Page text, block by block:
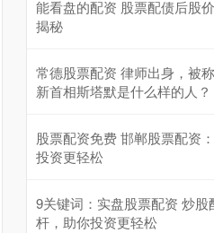
能看盘的配资 股票配债后股
揭秘
常德股票配资 律师出身，被
新首相斯塔默是什么样的人？
股票配资免费 邯郸股票配资
投资更轻松
9关键词：实盘股票配资 炒股
杆，助你投资更轻松